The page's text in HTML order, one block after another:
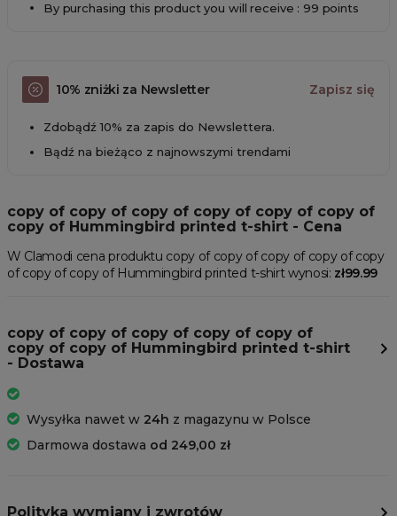
By purchasing this product you will receive : 99 points
10% zniżki za Newsletter Zapisz się
Zdobądź 10% za zapis do Newslettera.
Bądź na bieżąco z najnowszymi trendami
copy of copy of copy of copy of copy of copy of
copy of Hummingbird printed t-shirt - Cena
W Clamodi cena produktu copy of copy of copy of copy of copy
of copy of copy of Hummingbird printed t-shirt wynosi: zł99.99
copy of copy of copy of copy of copy of
copy of copy of Hummingbird printed t-shirt
- Dostawa
Wysyłka nawet w 24h z magazynu w Polsce
Darmowa dostawa od 249,00 zł
Polityka wymiany i zwrotów